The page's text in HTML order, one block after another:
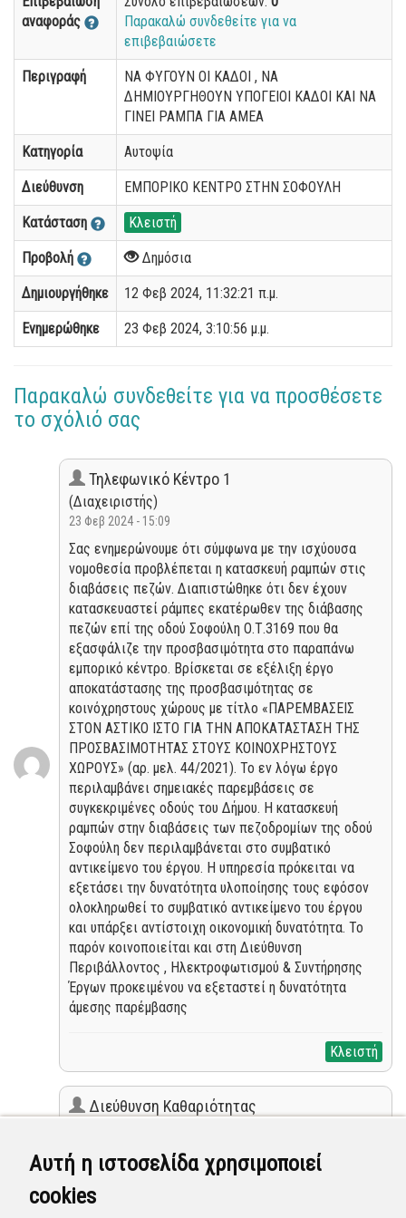
Αυτή η ιστοσελίδα χρησιμοποιεί
cookies
αναφοράς
Παρακαλώ συνδεθείτε για να
επιβεβαιώσετε
Περιγραφή
ΝΑ ΦΥΓΟΥΝ ΟΙ ΚΑΔΟΙ , ΝΑ
ΔΗΜΙΟΥΡΓΗΘΟΥΝ ΥΠΟΓΕΙΟΙ ΚΑΔΟΙ ΚΑΙ ΝΑ
ΓΙΝΕΙ ΡΑΜΠΑ ΓΙΑ ΑΜΕΑ
Κατηγορία Αυτοψία
Διεύθυνση ΕΜΠΟΡΙΚΟ ΚΕΝΤΡΟ ΣΤΗΝ ΣΟΦΟΥΛΗ
Κατάσταση Κλειστή
Προβολή Δημόσια
Δημιουργήθηκε 12 Φεβ 2024, 11:32:21 π.μ.
Ενημερώθηκε 23 Φεβ 2024, 3:10:56 μ.μ.
Παρακαλώ συνδεθείτε για να προσθέσετε
το σχόλιό σας
Τηλεφωνικό Κέντρο 1
(Διαχειριστής)
23 Φεβ 2024 - 15:09
Σας ενημερώνουμε ότι σύμφωνα με την ισχύουσα
νομοθεσία προβλέπεται η κατασκευή ραμπών στις
διαβάσεις πεζών. Διαπιστώθηκε ότι δεν έχουν
κατασκευαστεί ράμπες εκατέρωθεν της διάβασης
πεζών επί της οδού Σοφούλη Ο.Τ.3169 που θα
εξασφάλιζε την προσβασιμότητα στο παραπάνω
εμπορικό κέντρο. Βρίσκεται σε εξέλιξη έργο
αποκατάστασης της προσβασιμότητας σε
κοινόχρηστους χώρους με τίτλο «ΠΑΡΕΜΒΑΣΕΙΣ
ΣΤΟΝ ΑΣΤΙΚΟ ΙΣΤΟ ΓΙΑ ΤΗΝ ΑΠΟΚΑΤΑΣΤΑΣΗ ΤΗΣ
ΠΡΟΣΒΑΣΙΜΟΤΗΤΑΣ ΣΤΟΥΣ ΚΟΙΝΟΧΡΗΣΤΟΥΣ
ΧΩΡΟΥΣ» (αρ. μελ. 44/2021). Το εν λόγω έργο
περιλαμβάνει σημειακές παρεμβάσεις σε
συγκεκριμένες οδούς του Δήμου. Η κατασκευή
ραμπών στην διαβάσεις των πεζοδρομίων της οδού
Σοφούλη δεν περιλαμβάνεται στο συμβατικό
αντικείμενο του έργου. Η υπηρεσία πρόκειται να
εξετάσει την δυνατότητα υλοποίησης τους εφόσον
ολοκληρωθεί το συμβατικό αντικείμενο του έργου
και υπάρξει αντίστοιχη οικονομική δυνατότητα. Το
παρόν κοινοποιείται και στη Διεύθυνση
Περιβάλλοντος , Ηλεκτροφωτισμού & Συντήρησης
Έργων προκειμένου να εξεταστεί η δυνατότητα
άμεσης παρέμβασης
Κλειστή
Διεύθυνση Καθαριότητας
α)Οι κάδοι είναι απαραίτητο να υπάρχουν διότι
υπάρχει ανάγκη από την λειτουργία του εμπορικού